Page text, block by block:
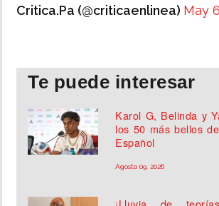
Critica.Pa (@criticaenlinea) May
Te puede interesar
Karol G, Belinda y
los 50 más bellos
Español
Agosto 09, 2026